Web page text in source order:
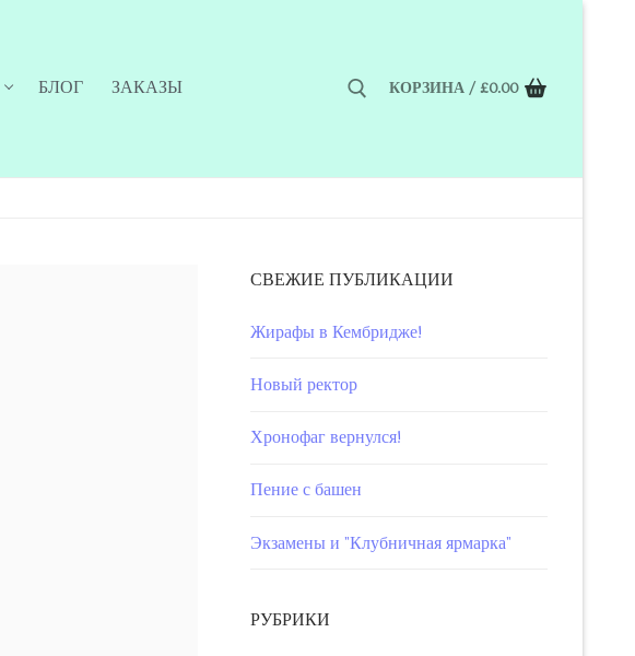
БЛОГ ЗАКАЗЫ КОРЗИНА / £0.00
СВЕЖИЕ ПУБЛИКАЦИИ
Жирафы в Кембридже!
Новый ректор
Хронофаг вернулся!
Пение с башен
Экзамены и "Клубничная ярмарка"
РУБРИКИ